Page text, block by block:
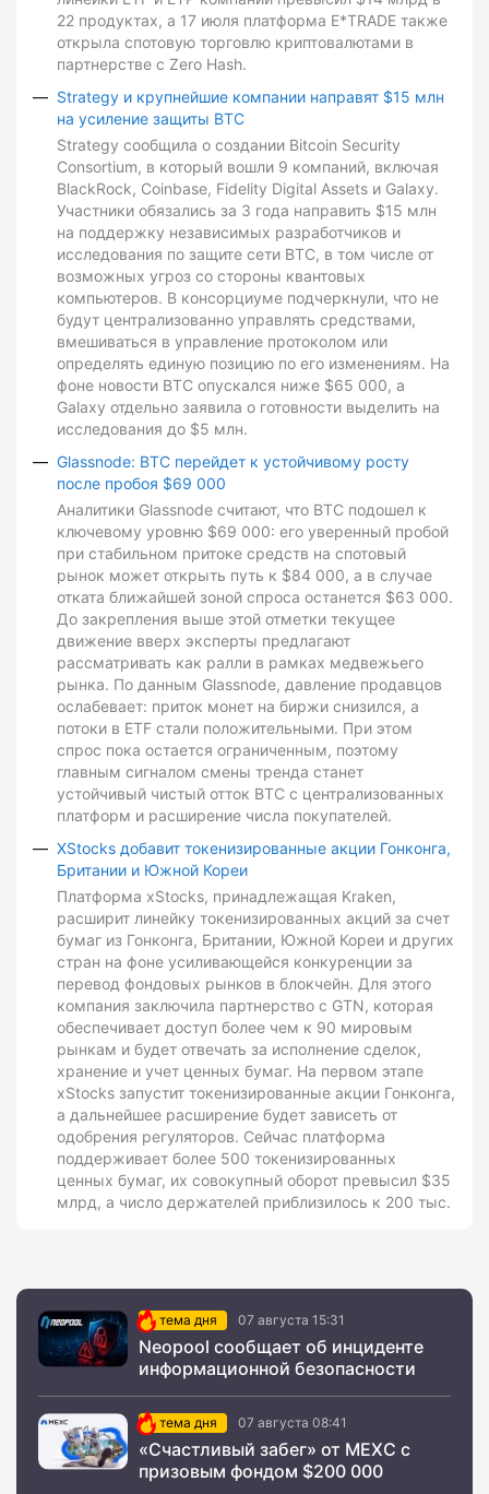
22 продуктах, а 17 июля платформа E*TRADE также
открыла спотовую торговлю криптовалютами в
партнерстве с Zero Hash.
Strategy и крупнейшие компании направят $15 млн
на усиление защиты BTC
Strategy сообщила о создании Bitcoin Security
Consortium, в который вошли 9 компаний, включая
BlackRock, Coinbase, Fidelity Digital Assets и Galaxy.
Участники обязались за 3 года направить $15 млн
на поддержку независимых разработчиков и
исследования по защите сети BTC, в том числе от
возможных угроз со стороны квантовых
компьютеров. В консорциуме подчеркнули, что не
будут централизованно управлять средствами,
вмешиваться в управление протоколом или
определять единую позицию по его изменениям. На
фоне новости BTC опускался ниже $65 000, а
Galaxy отдельно заявила о готовности выделить на
исследования до $5 млн.
Glassnode: BTC перейдет к устойчивому росту
после пробоя $69 000
Аналитики Glassnode считают, что BTC подошел к
ключевому уровню $69 000: его уверенный пробой
при стабильном притоке средств на спотовый
рынок может открыть путь к $84 000, а в случае
отката ближайшей зоной спроса останется $63 000.
До закрепления выше этой отметки текущее
движение вверх эксперты предлагают
рассматривать как ралли в рамках медвежьего
рынка. По данным Glassnode, давление продавцов
ослабевает: приток монет на биржи снизился, а
потоки в ETF стали положительными. При этом
спрос пока остается ограниченным, поэтому
главным сигналом смены тренда станет
устойчивый чистый отток BTC с централизованных
платформ и расширение числа покупателей.
XStocks добавит токенизированные акции Гонконга,
Британии и Южной Кореи
Платформа xStocks, принадлежащая Kraken,
расширит линейку токенизированных акций за счет
бумаг из Гонконга, Британии, Южной Кореи и других
стран на фоне усиливающейся конкуренции за
перевод фондовых рынков в блокчейн. Для этого
компания заключила партнерство с GTN, которая
обеспечивает доступ более чем к 90 мировым
рынкам и будет отвечать за исполнение сделок,
хранение и учет ценных бумаг. На первом этапе
xStocks запустит токенизированные акции Гонконга,
а дальнейшее расширение будет зависеть от
одобрения регуляторов. Сейчас платформа
поддерживает более 500 токенизированных
ценных бумаг, их совокупный оборот превысил $35
млрд, а число держателей приблизилось к 200 тыс.
тема дня 07 августа 15:31
Neopool сообщает об инциденте
информационной безопасности
тема дня 07 августа 08:41
«Счастливый забег» от MEXC с
призовым фондом $200 000